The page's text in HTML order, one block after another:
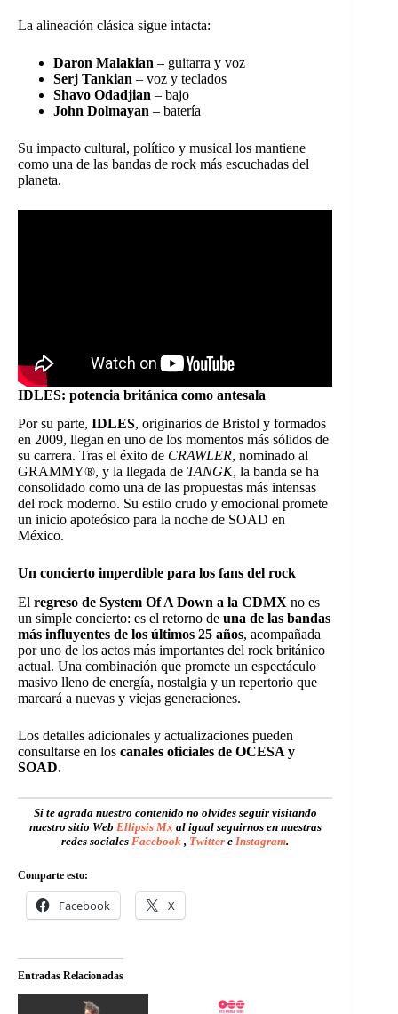
La alineación clásica sigue intacta:
Daron Malakian – guitarra y voz
Serj Tankian – voz y teclados
Shavo Odadjian – bajo
John Dolmayan – batería
Su impacto cultural, político y musical los mantiene
como una de las bandas de rock más escuchadas del
planeta.
IDLES: potencia británica como antesala
Por su parte, IDLES, originarios de Bristol y formados
en 2009, llegan en uno de los momentos más sólidos de
su carrera. Tras el éxito de CRAWLER, nominado al
GRAMMY®, y la llegada de TANGK, la banda se ha
consolidado como una de las propuestas más intensas
del rock moderno. Su estilo crudo y emocional promete
un inicio apoteósico para la noche de SOAD en
México.
Un concierto imperdible para los fans del rock
El regreso de System Of A Down a la CDMX no es
un simple concierto: es el retorno de una de las bandas
más influyentes de los últimos 25 años, acompañada
por uno de los actos más importantes del rock británico
actual. Una combinación que promete un espectáculo
masivo lleno de energía, nostalgia y un repertorio que
marcará a nuevas y viejas generaciones.
Los detalles adicionales y actualizaciones pueden
consultarse en los canales oficiales de OCESA y
SOAD.
Si te agrada nuestro contenido no olvides seguir visitando
nuestro sitio Web Ellipsis Mx al igual seguirnos en nuestras
redes socialesFacebook , Twitter eInstagram.
Comparte esto:
Facebook X
Entradas Relacionadas